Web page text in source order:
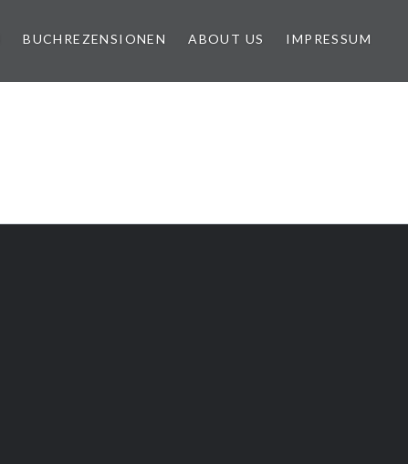
BUCHREZENSIONEN ABOUT US IMPRESSUM